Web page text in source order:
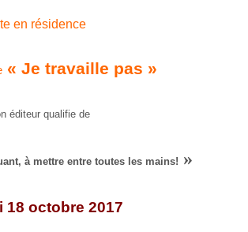
en résidence
« Je travaille pas »
éditeur qualifie de
à mettre entre toutes les mains! »
18 octobre 2017